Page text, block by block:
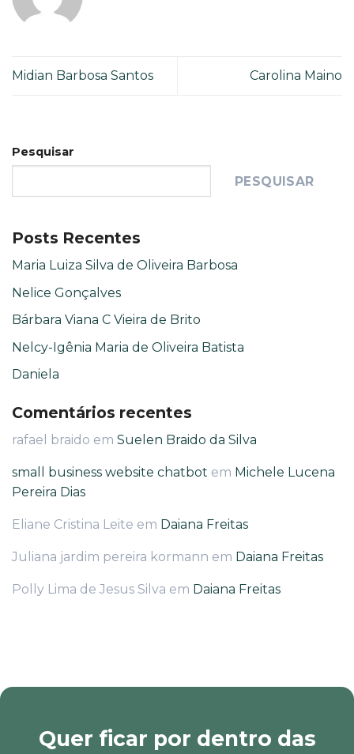
Midian Barbosa Santos Carolina Maino
Pesquisar
PESQUISAR
Posts Recentes
Maria Luiza Silva de Oliveira Barbosa
Nelice Gonçalves
Bárbara Viana C Vieira de Brito
Nelcy-Igênia Maria de Oliveira Batista
Daniela
Comentários recentes
rafael braido em Suelen Braido da Silva
small business website chatbot em Michele Lucena
Pereira Dias
Eliane Cristina Leite em Daiana Freitas
Juliana jardim pereira kormann em Daiana Freitas
Polly Lima de Jesus Silva em Daiana Freitas
Quer ficar por dentro das